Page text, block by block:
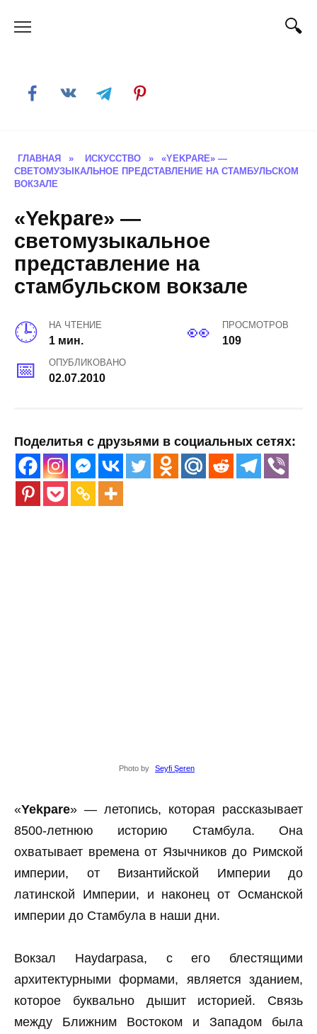
ГЛАВНАЯ » ИСКУССТВО »
«YEKPARE» —
СВЕТОМУЗЫКАЛЬНОЕ ПРЕДСТАВЛЕНИЕ НА СТАМБУЛЬСКОМ
ВОКЗАЛЕ
«Yekpare» —
светомузыкальное
представление на
стамбульском вокзале
НА ЧТЕНИЕ
1 мин.
ПРОСМОТРОВ
109
ОПУБЛИКОВАНО
02.07.2010
Поделитья с друзьями в социальных сетях:
Photo by Seyfi Şeren
«Yekpare» — летопись, которая рассказывает
8500-летнюю историю Стамбула. Она
охватывает времена от Язычников до Римской
империи, от Византийской Империи до
латинской Империи, и наконец от Османской
империи до Стамбула в наши дни.
Вокзал Haydarpasa, с его блестящими
архитектурными формами, является зданием,
которое буквально дышит историей. Связь
между Ближним Востоком и Западом была